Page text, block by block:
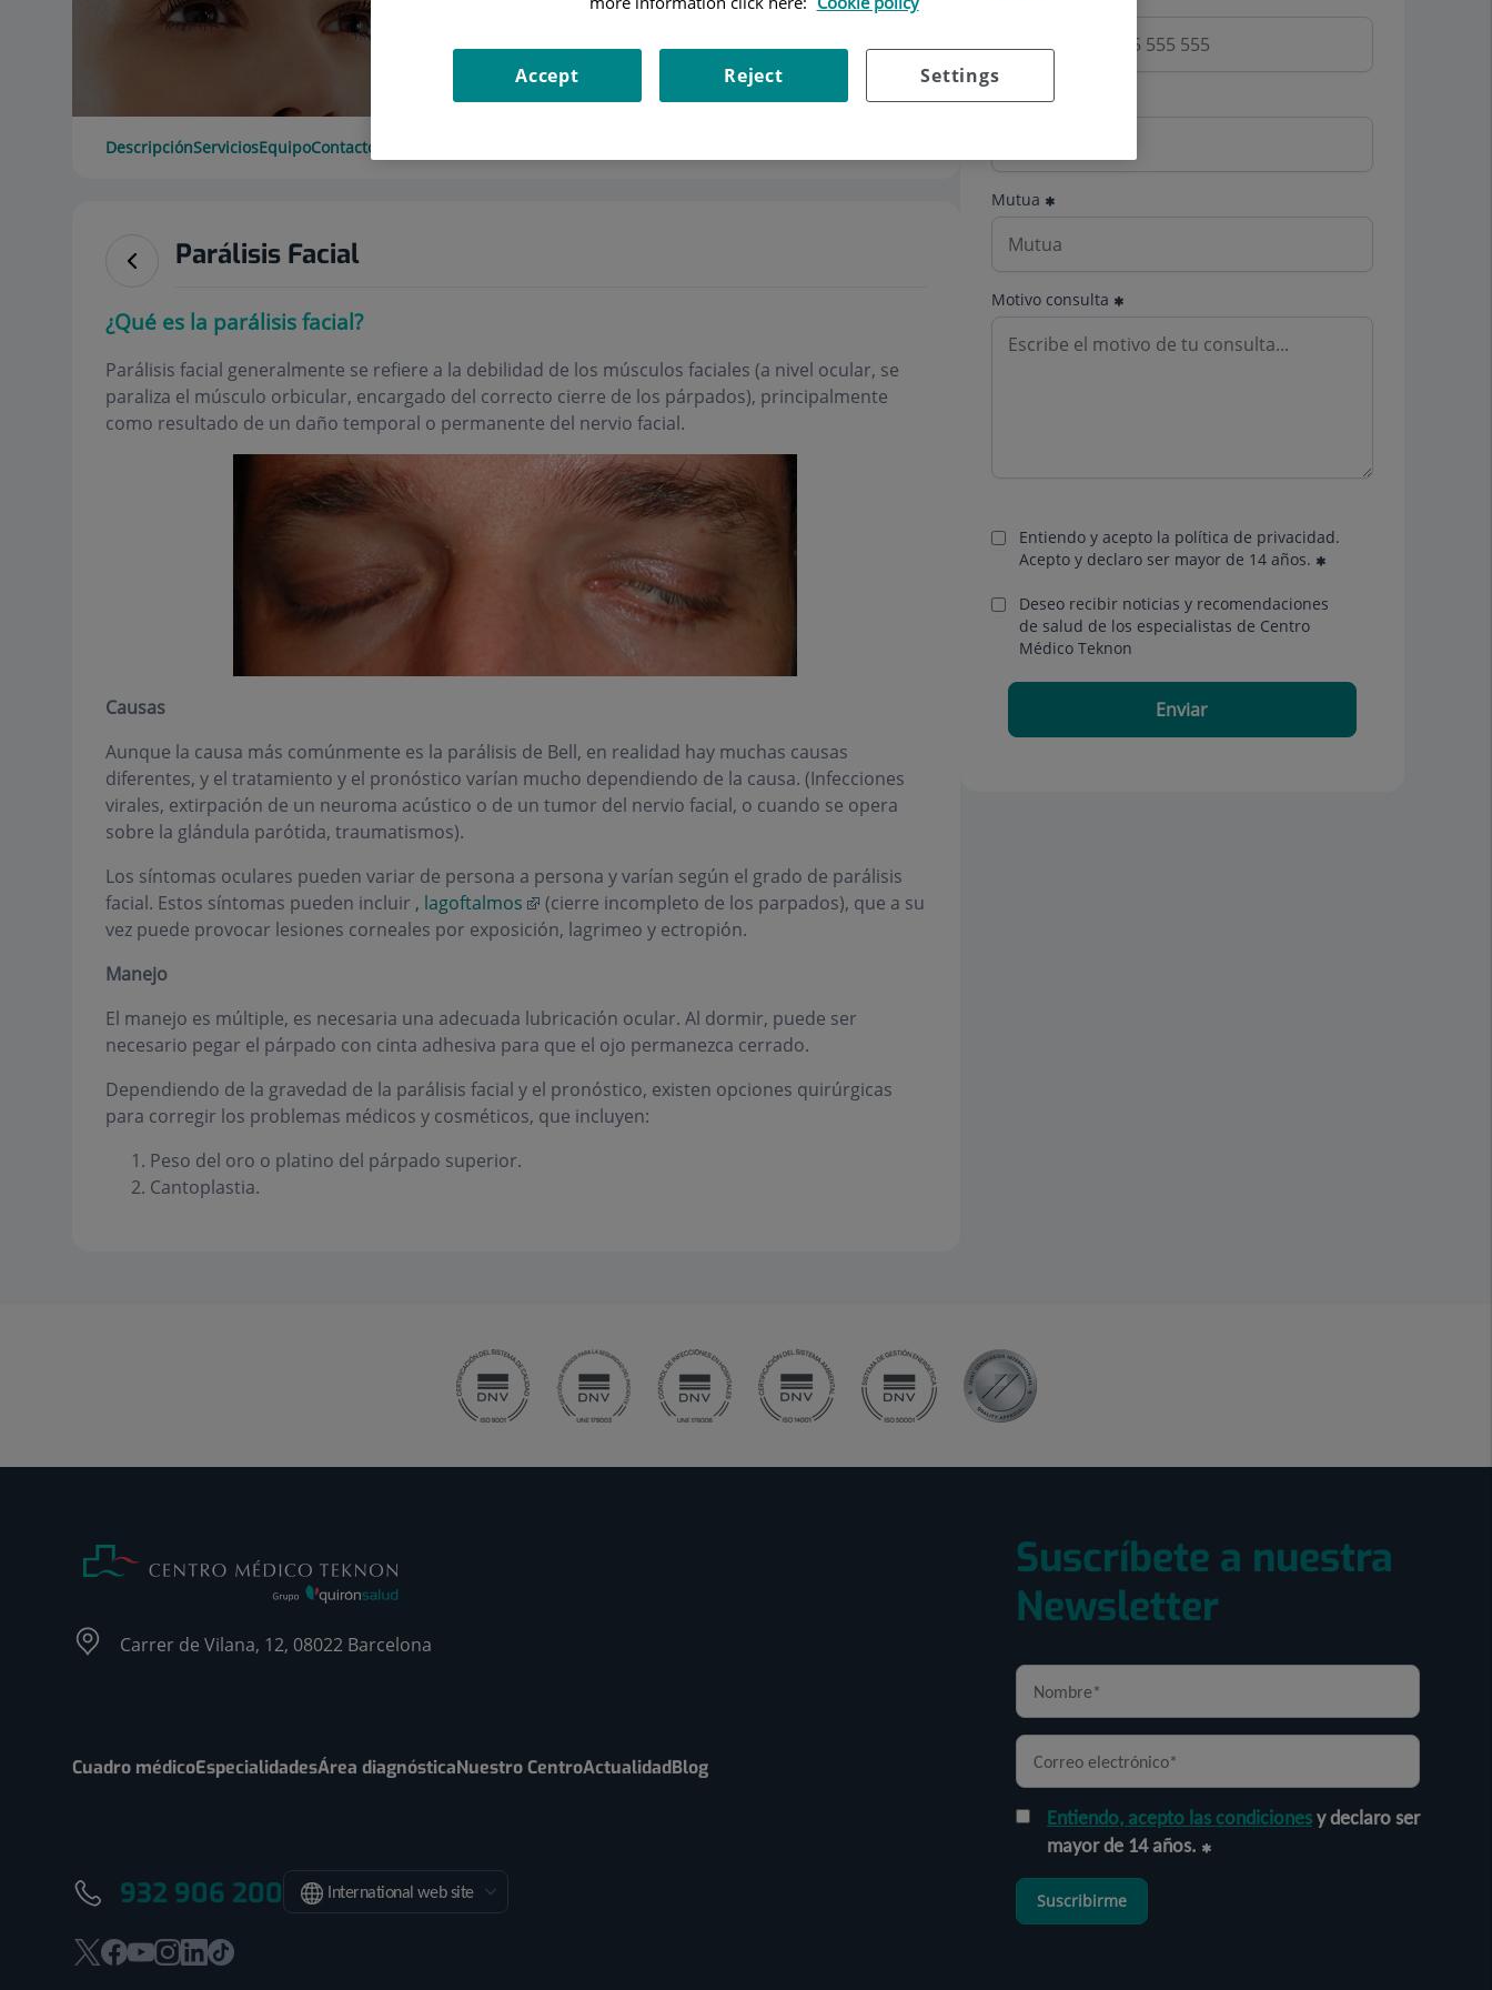
DescripciónServiciosEquipoContacto
Parálisis Facial
¿Qué es la parálisis facial?
Parálisis facial generalmente se refiere a la debilidad de los músculos faciales (a nivel ocular, se
paraliza el músculo orbicular, encargado del correcto cierre de los párpados), principalmente
como resultado de un daño temporal o permanente del nervio facial.
Causas
Aunque la causa más comúnmente es la parálisis de Bell, en realidad hay muchas causas
diferentes, y el tratamiento y el pronóstico varían mucho dependiendo de la causa. (Infecciones
virales, extirpación de un neuroma acústico o de un tumor del nervio facial, o cuando se opera
sobre la glándula parótida, traumatismos).
Los síntomas oculares pueden variar de persona a persona y varían según el grado de parálisis
facial. Estos síntomas pueden incluir , lagoftalmos
(cierre incompleto de los parpados), que a su
vez puede provocar lesiones corneales por exposición, lagrimeo y ectropión.
Manejo
El manejo es múltiple, es necesaria una adecuada lubricación ocular. Al dormir, puede ser
necesario pegar el párpado con cinta adhesiva para que el ojo permanezca cerrado.
Dependiendo de la gravedad de la parálisis facial y el pronóstico, existen opciones quirúrgicas
para corregir los problemas médicos y cosméticos, que incluyen:
Peso del oro o platino del párpado superior.
Cantoplastia.
Email
Mutua
Motivo consulta
Entiendo y acepto la política de privacidad.
Acepto y declaro ser mayor de 14 años.
Deseo recibir noticias y recomendaciones
de salud de los especialistas de Centro
Médico Teknon
Enviar
Carrer de Vilana, 12, 08022 Barcelona
Cuadro médicoEspecialidadesÁrea diagnósticaNuestro CentroActualidadBlog
932 906 200 International web site
Suscríbete a nuestra
Newsletter
Entiendo, acepto las condicionesy declaro ser
mayor de 14 años.
Suscribirme
Settings
Reject
Accept